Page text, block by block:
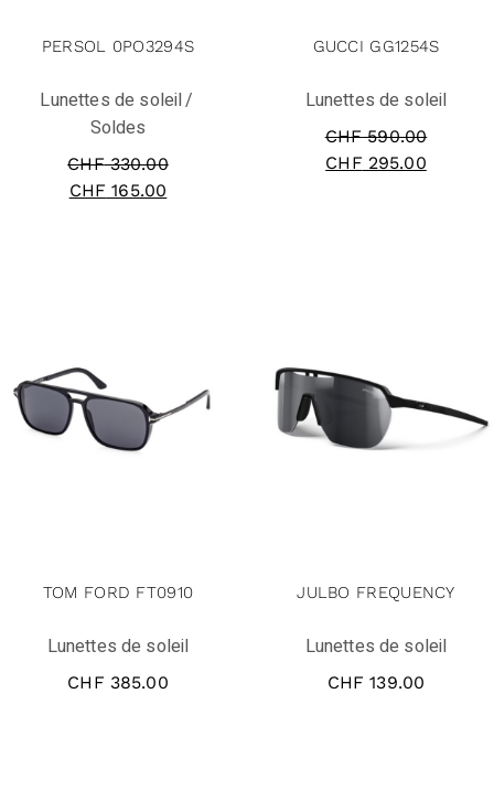
PERSOL 0PO3294S
Lunettes de soleil
Soldes
CHF330.00
CHF 165.00
GUCCI GG1254S
Lunettes de soleil
CHF590.00
CHF 295.00
TOM FORD FT0910
Lunettes de soleil
CHF 385.00
JULBO FREQUENCY
Lunettes de soleil
CHF 139.00